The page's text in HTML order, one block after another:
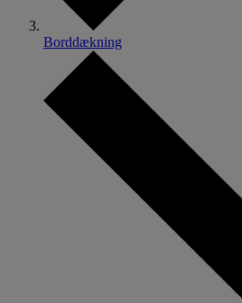
Borddækning